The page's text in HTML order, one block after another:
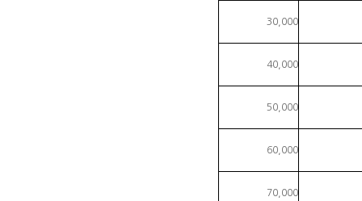
30,000
40,000
50,000
60,000
70,000